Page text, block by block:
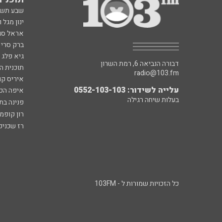
שבע
ינון
אראל
ברק
גיא פלג
תוכנית
איריס
איפה
פנינה
רון
רז
דבורה הנביאה 6, רמת השרון
radio@103.fm
עלייה לשידור: 0552-103-103
בעלות שיחה רגילה
כל הזכויות שמורות ל - 103FM